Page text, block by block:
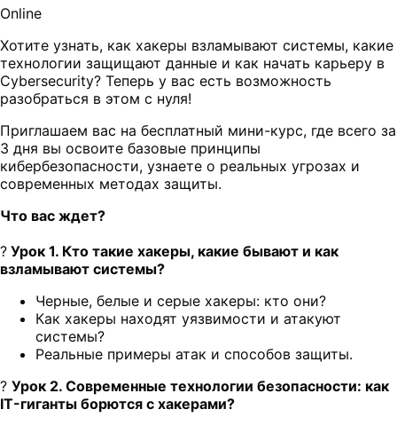
Online
Хотите узнать, как хакеры взламывают системы, какие
технологии защищают данные и как начать карьеру в
Cybersecurity? Теперь у вас есть возможность
разобраться в этом с нуля!
Приглашаем вас на бесплатный мини-курс, где всего за
3 дня вы освоите базовые принципы
кибербезопасности, узнаете о реальных угрозах и
современных методах защиты.
Что вас ждет?
? Урок 1. Кто такие хакеры, какие бывают и как
взламывают системы?
Черные, белые и серые хакеры: кто они?
Как хакеры находят уязвимости и атакуют
системы?
Реальные примеры атак и способов защиты.
? Урок 2. Современные технологии безопасности: как
IT-гиганты борются с хакерами?